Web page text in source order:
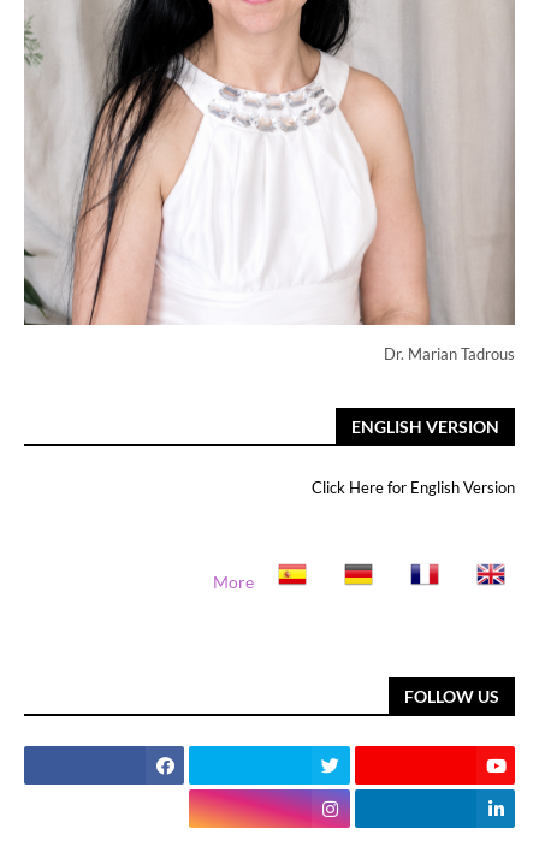
Dr. Marian Tadrous
ENGLISH VERSION
Click Here for English Version
More
FOLLOW US